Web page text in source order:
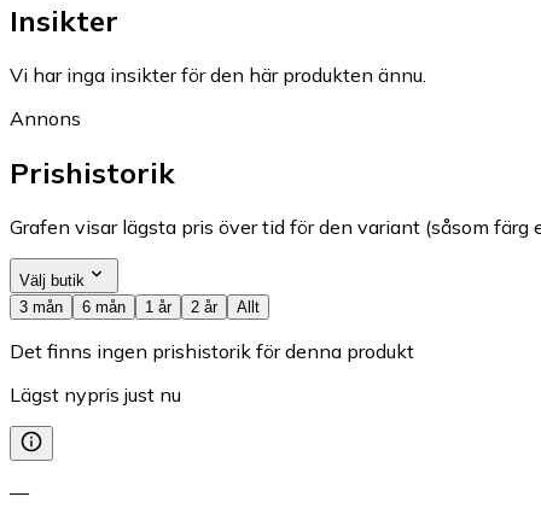
Insikter
Vi har inga insikter för den här produkten ännu.
Annons
Prishistorik
Grafen visar lägsta pris över tid för den variant (såsom
Välj butik
3 mån
6 mån 1 år 2 år Allt
Det finns ingen prishistorik för denna produkt
Lägst nypris just nu
—